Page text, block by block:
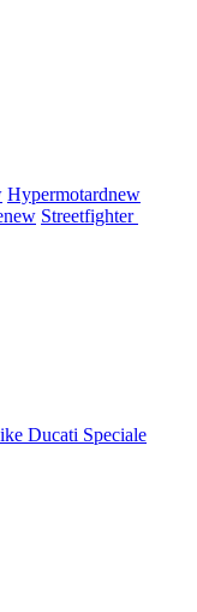
Hypermotardnew
new Streetfighter
Ducati Speciale